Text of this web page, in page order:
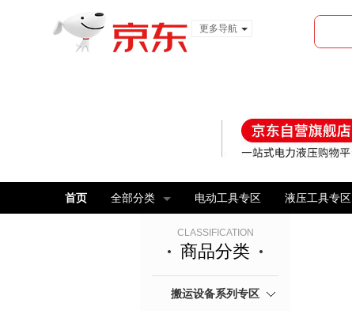
更多导航
首页 全部分类 电动工具专区 液压工具专区
CLASSIFICATION
商品分类
搬运设备系列专区